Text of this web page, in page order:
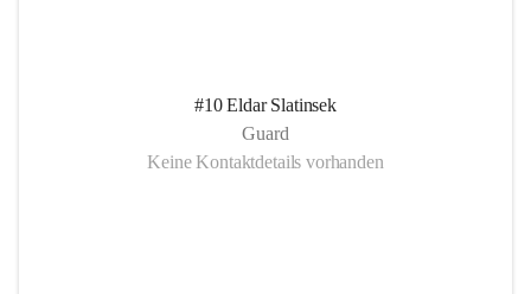
#10 Eldar Slatinsek
Guard
Keine Kontaktdetails vorhanden